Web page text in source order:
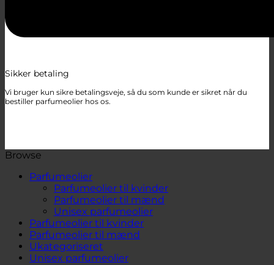
Sikker betaling
Vi bruger kun sikre betalingsveje, så du som kunde er sikret når du
bestiller parfumeolier hos os.
Browse
Parfumeolier
Parfumeolier til kvinder
Parfumeolier til mænd
Unisex parfumeolier
Parfumeolier til kvinder
Parfumeolier til mænd
Ukategoriseret
Unisex parfumeolier